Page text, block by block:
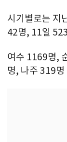
시기별로는 지
42명, 11일
여수 1169명,
명, 나주 319명